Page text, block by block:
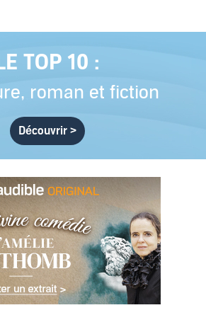
TOP 10 :
roman et fiction
Découvrir >